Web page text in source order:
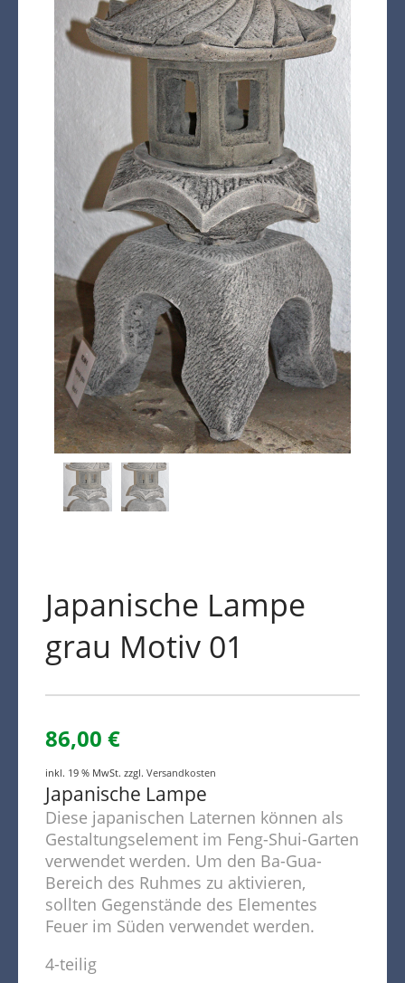
Kasse
Warenkorb
Kreta Keramik und weitere
Spezialitäten
Findlinge
Gartenmöbel
Dekoration
Bodenbelag
Verblender
Pflanzen / Bäume
Japanische Lampe
grau Motiv 01
86,00 €
inkl. 19 % MwSt. zzgl. Versandkosten
Japanische Lampe
Diese japanischen Laternen können als
Gestaltungselement im Feng-Shui-Garten
verwendet werden. Um den Ba-Gua-
Bereich des Ruhmes zu aktivieren,
sollten Gegenstände des Elementes
Feuer im Süden verwendet werden.
4-teilig